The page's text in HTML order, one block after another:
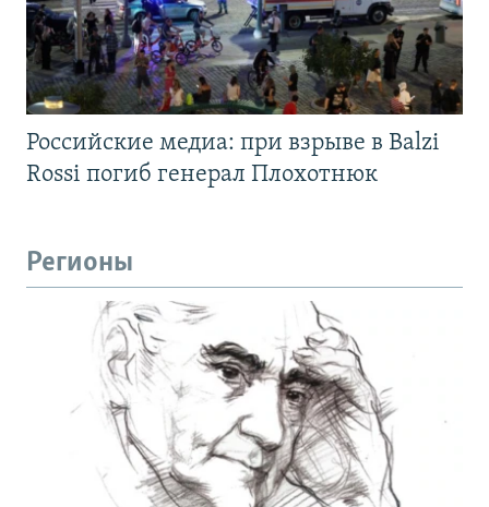
Российские медиа: при взрыве в Balzi
Rossi погиб генерал Плохотнюк
Регионы